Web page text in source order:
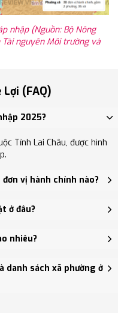
nhập (Nguồn: Bộ Nông
nguyên Môi trường và
Lợi (FAQ)
2025?
Tỉnh Lai Châu, được hình
vị hành chính nào?
Xã Nậm Pì, Xã Pú
ở đâu?
tại Bản Chiềng Chăn 3, xã
thông.
nhiêu?
số: 911 người, Mật độ dân
danh sách xã phường ở